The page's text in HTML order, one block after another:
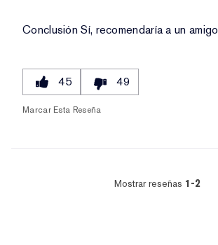
ConclusiónSí, recomendaría a un amigo
45 49
Marcar Esta Reseña
Mostrar reseñas 1-2